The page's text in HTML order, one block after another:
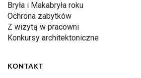
Bryła i Makabryła roku
Ochrona zabytków
Z wizytą w pracowni
Konkursy architektoniczne
KONTAKT